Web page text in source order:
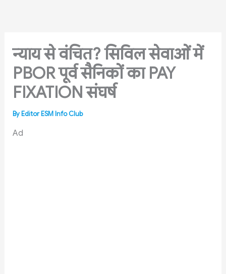
न्याय से वंचित? सिविल सेवाओं में
PBOR पूर्व सैनिकों का PAY
FIXATION संघर्ष
By Editor ESM Info Club
Ad